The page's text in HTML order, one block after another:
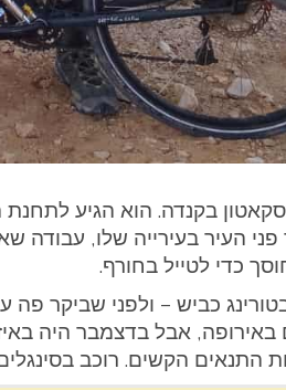
פאסט, בן 26 מססקאטון בקנדה.
העיר בעירייה שלו,
כדי לטייל בחורף.
כביש – ולפני שביקר
אבל בדצמבר היה
הקשים. רוכב